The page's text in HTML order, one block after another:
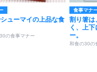
ューマイの上品な食
の食事マナー
食事マナ
割り箸は
く、上
ー。
和食の30の